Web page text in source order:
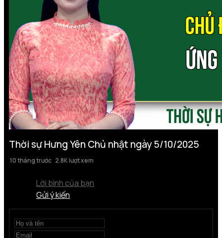
Thời sự Hưng Yên Chủ nhật ngày 5/10/2025
10 tháng trước 2.8K lượt xem
Lời bình của bạn
Gửi ý kiến